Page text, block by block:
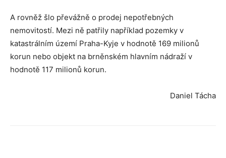
A rovněž šlo převážně o prodej nepotřebných
nemovitostí. Mezi ně patřily například pozemky v
katastrálním území Praha-Kyje v hodnotě 169 milionů
korun nebo objekt na brněnském hlavním nádraží v
hodnotě 117 milionů korun.
Daniel Tácha